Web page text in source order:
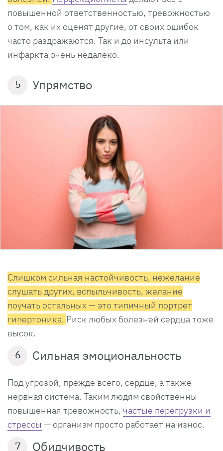
повышенной ответственностью, тревожностью
о том, как их оценят другие, от своих ошибок
часто раздражаются. Так и до инсульта или
инфаркта очень недалеко.
5 Упрямство
Слишком сильная настойчивость, нежелание
слушать других, вспыльчивость, желание
поучать остальных — это типичный портрет
гипертоника. Риск любых болезней сердца тоже
высок.
6 Сильная эмоциональность
Под угрозой, прежде всего, сердце, а также
нервная система. Таким людям свойственны
повышенная тревожность, частые перегрузки и
стрессы — организм просто работает на износ.
7 Обидчивость